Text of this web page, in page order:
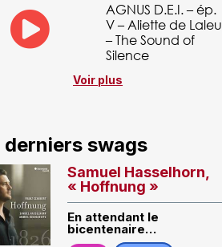
AGNUS D.E.I. – ép.
V – Aliette de Laleu
– The Sound of
Silence
Voir plus
derniers swags
Samuel Hasselhorn,
« Hoffnung »
En attendant le
bicentenaire…